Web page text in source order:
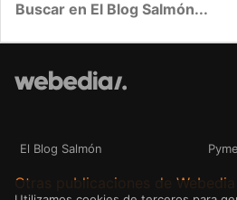
El Blog Salmón
Otras publicaciones de Webedia